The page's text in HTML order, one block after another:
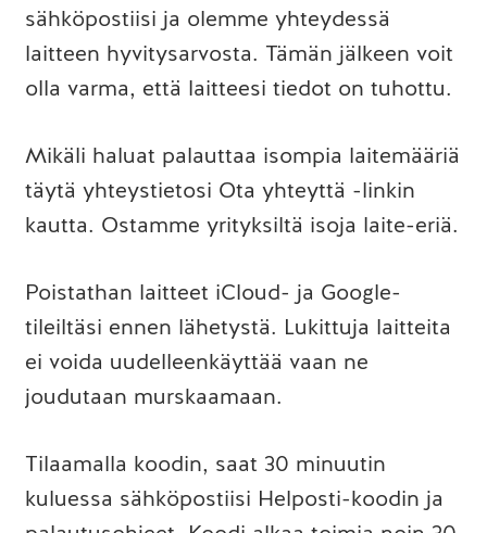
sähköpostiisi ja olemme yhteydessä
laitteen hyvitysarvosta. Tämän jälkeen voit
olla varma, että laitteesi tiedot on tuhottu.
Mikäli haluat palauttaa isompia laitemääriä
täytä yhteystietosi Ota yhteyttä -linkin
kautta. Ostamme yrityksiltä isoja laite-eriä.
Poistathan laitteet iCloud- ja Google-
tileiltäsi ennen lähetystä. Lukittuja laitteita
ei voida uudelleenkäyttää vaan ne
joudutaan murskaamaan.
Tilaamalla koodin, saat 30 minuutin
kuluessa sähköpostiisi Helposti-koodin ja